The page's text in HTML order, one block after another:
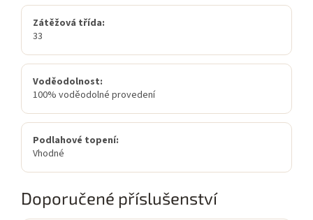
Zátěžová třída:
33
Voděodolnost:
100% voděodolné provedení
Podlahové topení:
Vhodné
Doporučené příslušenství